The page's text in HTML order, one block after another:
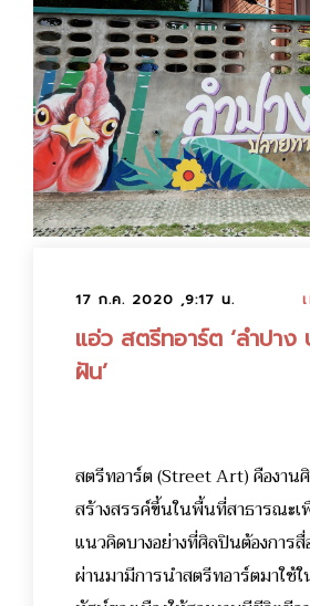
17 ก.ค. 2020 ,9:17 น.
แอ่ว สตรีทอาร์ต ‘ลำปาง
ฝัน’
สตรีทอาร์ต (Street Art) คืองาน
สร้างสรรค์ขึ้นในพื้นที่สาธารณะเ
แนวคิดบางอย่างที่ศิลปินต้องการ
ผ่านมามีการนำสตรีทอาร์ตมาใช้